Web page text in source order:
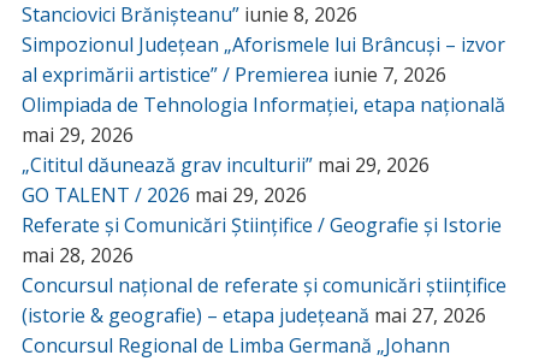
Stanciovici Brănișteanu” iunie 8, 2026
Simpozionul Județean „Aforismele lui Brâncuși – izvor
al exprimării artistice” / Premierea iunie 7, 2026
Olimpiada de Tehnologia Informației, etapa națională
mai 29, 2026
„Cititul dăunează grav inculturii” mai 29, 2026
GO TALENT / 2026 mai 29, 2026
Referate și Comunicări Științifice / Geografie și Istorie
mai 28, 2026
Concursul național de referate și comunicări științifice
(istorie & geografie) – etapa județeană mai 27, 2026
Concursul Regional de Limba Germană „Johann